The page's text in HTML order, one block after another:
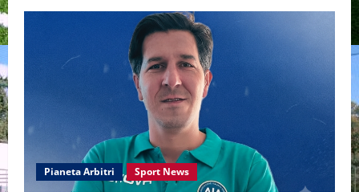
Pianeta Arbitri Sport News